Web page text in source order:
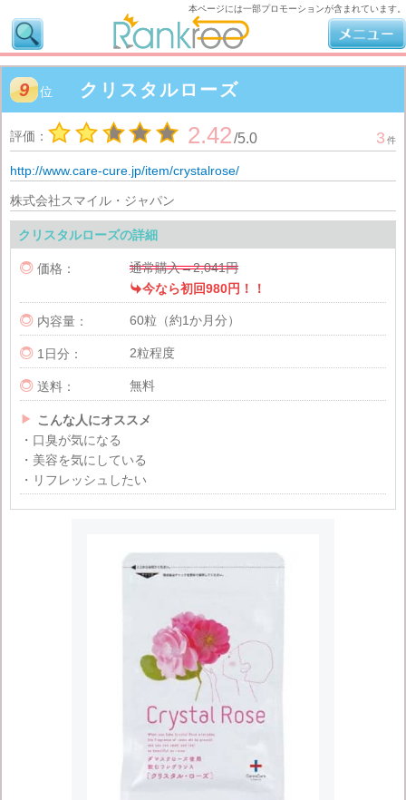
9 位 クリスタルローズ
評価： 2.42/5.0 3 件
http://www.care-cure.jp/item/crystalrose/
株式会社スマイル・ジャパン
クリスタルローズの詳細
 価格： 通常購入→2,041円
今なら初回980円！！
 内容量： 60粒（約1か月分）
 1日分： 2粒程度
 送料： 無料

こんな人にオススメ
・口臭が気になる
・美容を気にしている
・リフレッシュしたい
本ページには一部プロモーションが含まれています。